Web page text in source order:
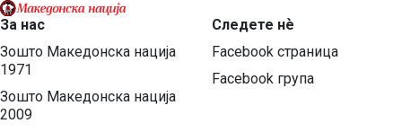
За нас
Зошто Македонска нација
1971
Зошто Македонска нација
2009
Следете нѐ
Facebook страница
Facebook група